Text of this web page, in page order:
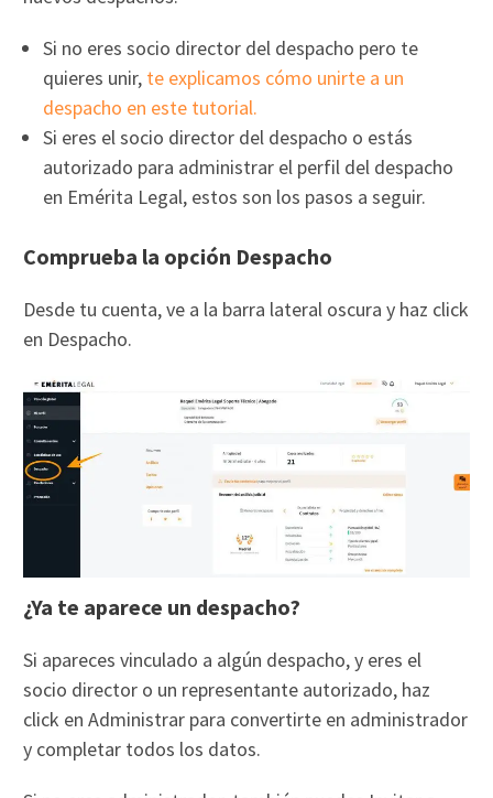
Si no eres socio director del despacho pero te
quieres unir, te explicamos cómo unirte a un
despacho en este tutorial.
Si eres el socio director del despacho o estás
autorizado para administrar el perfil del despacho
en Emérita Legal, estos son los pasos a seguir.
Comprueba la opción Despacho
Desde tu cuenta, ve a la barra lateral oscura y haz click
en Despacho.
¿Ya te aparece un despacho?
Si apareces vinculado a algún despacho, y eres el
socio director o un representante autorizado, haz
click en Administrar para convertirte en administrador
y completar todos los datos.